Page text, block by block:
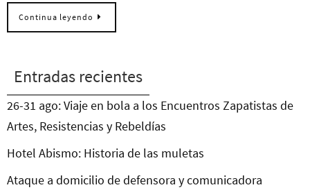
Continua leyendo
Entradas recientes
26-31 ago: Viaje en bola a los Encuentros Zapatistas de
Artes, Resistencias y Rebeldías
Hotel Abismo: Historia de las muletas
Ataque a domicilio de defensora y comunicadora